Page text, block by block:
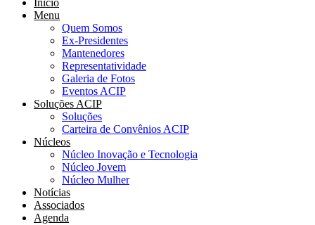
Início
Menu
Quem Somos
Ex-Presidentes
Mantenedores
Representatividade
Galeria de Fotos
Eventos ACIP
Soluções ACIP
Soluções
Carteira de Convênios ACIP
Núcleos
Núcleo Inovação e Tecnologia
Núcleo Jovem
Núcleo Mulher
Notícias
Associados
Agenda